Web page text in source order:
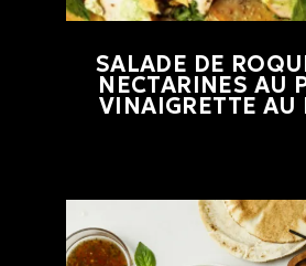
SALADE DE
NECTARINES AU
VINAIGRETTE AU